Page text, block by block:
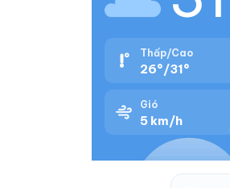
Thấp/Cao
26°/31°
Gió
5 km/h